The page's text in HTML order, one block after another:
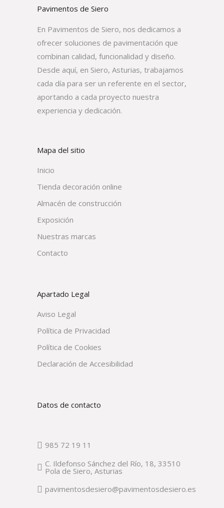
Pavimentos de Siero
En Pavimentos de Siero, nos dedicamos a
ofrecer soluciones de pavimentación que
combinan calidad, funcionalidad y diseño.
Desde aquí, en Siero, Asturias, trabajamos
cada día para ser un referente en el sector,
aportando a cada proyecto nuestra
experiencia y dedicación.
Mapa del sitio
Inicio
Tienda decoración online
Almacén de construcción
Exposición
Nuestras marcas
Contacto
Apartado Legal
Aviso Legal
Política de Privacidad
Política de Cookies
Declaración de Accesibilidad
Datos de contacto
985 72 19 11
C. Ildefonso Sánchez del Río, 18, 33510
Pola de Siero, Asturias
pavimentosdesiero@pavimentosdesiero.es